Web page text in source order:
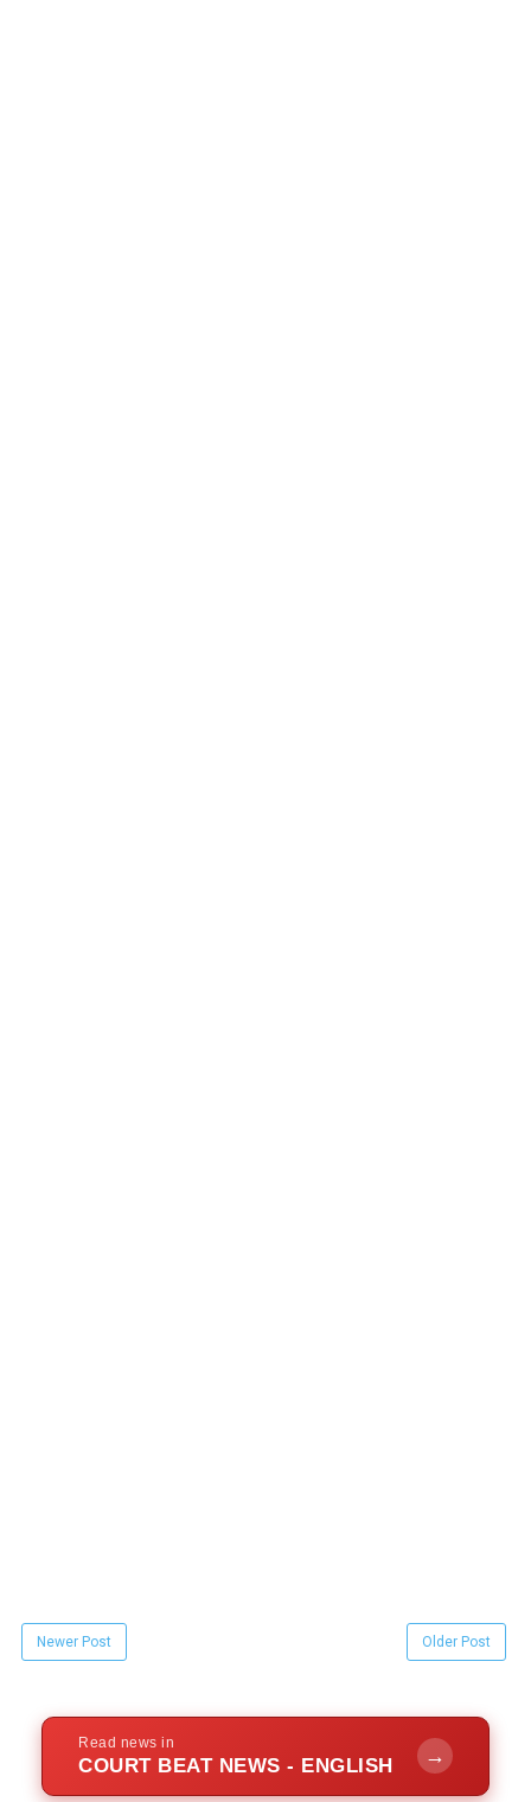
Newer Post Older Post
Read news in
COURT BEAT NEWS - ENGLISH →